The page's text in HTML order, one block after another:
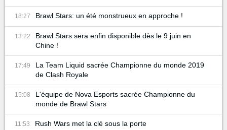
18:27 Brawl Stars: un été monstrueux en approche !
13:22
Brawl Stars sera enfin disponible dès le 9 juin en
Chine !
17:49
La Team Liquid sacrée Championne du monde 2019
de Clash Royale
15:08
L'équipe de Nova Esports sacrée Championne du
monde de Brawl Stars
11:53 Rush Wars met la clé sous la porte